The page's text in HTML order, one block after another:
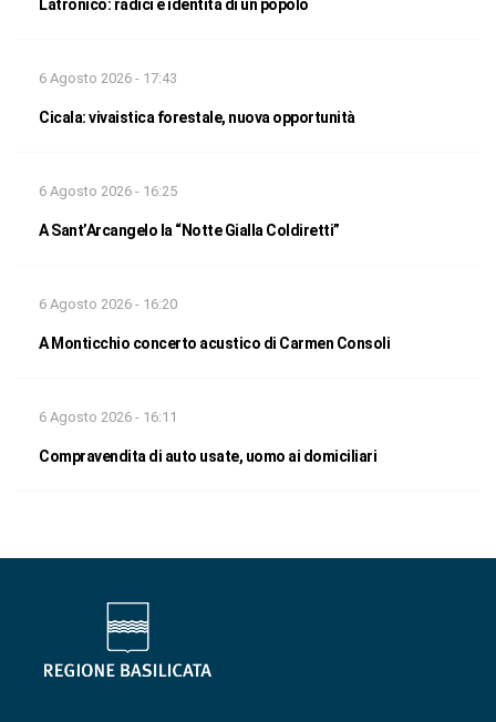
Latronico: radici e identità di un popolo
6 Agosto 2026 - 17:43
Cicala: vivaistica forestale, nuova opportunità
6 Agosto 2026 - 16:25
A Sant’Arcangelo la “Notte Gialla Coldiretti”
6 Agosto 2026 - 16:20
A Monticchio concerto acustico di Carmen Consoli
6 Agosto 2026 - 16:11
Compravendita di auto usate, uomo ai domiciliari